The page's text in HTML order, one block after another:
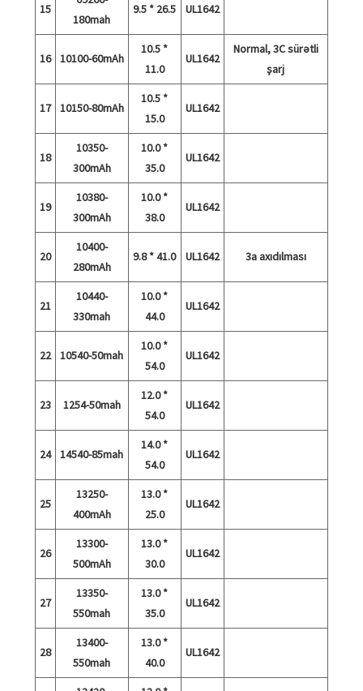
15
180mah
9.5 * 26.5 UL1642
16 10100-60mAh
10.5 *
11.0
UL1642
Normal, 3C sürətli
şarj
17 10150-80mAh
10.5 *
15.0
UL1642
18
10350-
300mAh
10.0 *
35.0
UL1642
19
10380-
300mAh
10.0 *
38.0
UL1642
20
10400-
280mAh
9.8 * 41.0 UL1642 3a axıdılması
21
10440-
330mah
10.0 *
44.0
UL1642
22 10540-50mah
10.0 *
54.0
UL1642
23 1254-50mah
12.0 *
54.0
UL1642
24 14540-85mah
14.0 *
54.0
UL1642
25
13250-
400mAh
13.0 *
25.0
UL1642
26
13300-
500mAh
13.0 *
30.0
UL1642
27
13350-
550mah
13.0 *
35.0
UL1642
28
13400-
550mah
13.0 *
40.0
UL1642